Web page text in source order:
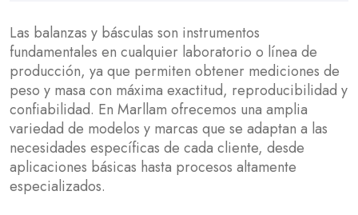
Las balanzas y básculas son instrumentos
fundamentales en cualquier laboratorio o línea de
producción, ya que permiten obtener mediciones de
peso y masa con máxima exactitud, reproducibilidad y
confiabilidad. En Marllam ofrecemos una amplia
variedad de modelos y marcas que se adaptan a las
necesidades específicas de cada cliente, desde
aplicaciones básicas hasta procesos altamente
especializados.